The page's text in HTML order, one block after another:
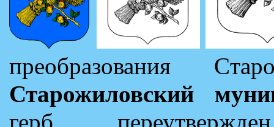
преобразования
Старожиловский